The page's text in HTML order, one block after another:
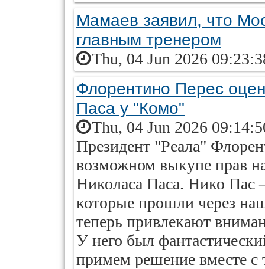
Мамаев заявил, что
главным тренером
Thu, 04 Jun 2026
Флорентино Перес
Паса у "Комо"
Thu, 04 Jun 2026
Президент "Реала"
возможном выкупе прав
Николаса Паса. Нико Пас
которые прошли через
теперь привлекают
У него был
примем решение вместе с